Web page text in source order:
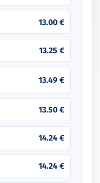
13.00 €
13.25 €
13.49 €
13.50 €
14.24 €
14.24 €